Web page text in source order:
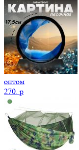
оптом
270. p